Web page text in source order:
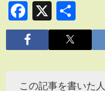
Facebook
X
有
この記事を書いた人